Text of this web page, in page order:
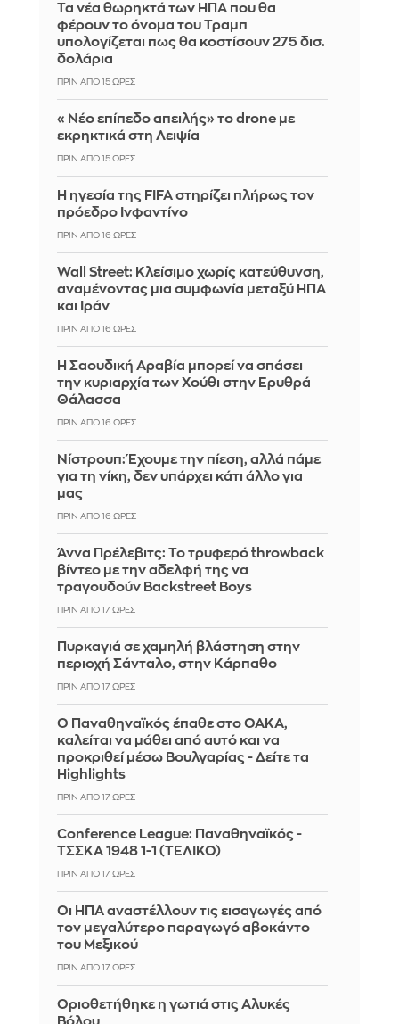
Τα νέα θωρηκτά των ΗΠΑ που θα
φέρουν το όνομα του Τραμπ
υπολογίζεται πως θα κοστίσουν 275 δισ.
δολάρια
ΠΡΙΝ ΑΠΌ 15 ΏΡΕΣ
«Νέο επίπεδο απειλής» το drone με
εκρηκτικά στη Λειψία
ΠΡΙΝ ΑΠΌ 15 ΏΡΕΣ
Η ηγεσία της FIFA στηρίζει πλήρως τον
πρόεδρο Ινφαντίνο
ΠΡΙΝ ΑΠΌ 16 ΏΡΕΣ
Wall Street: Κλείσιμο χωρίς κατεύθυνση,
αναμένοντας μια συμφωνία μεταξύ ΗΠΑ
και Ιράν
ΠΡΙΝ ΑΠΌ 16 ΏΡΕΣ
Η Σαουδική Αραβία μπορεί να σπάσει
την κυριαρχία των Χούθι στην Ερυθρά
Θάλασσα
ΠΡΙΝ ΑΠΌ 16 ΏΡΕΣ
Νίστρουπ: Έχουμε την πίεση, αλλά πάμε
για τη νίκη, δεν υπάρχει κάτι άλλο για
μας
ΠΡΙΝ ΑΠΌ 16 ΏΡΕΣ
Άννα Πρέλεβιτς: Το τρυφερό throwback
βίντεο με την αδελφή της να
τραγουδούν Backstreet Boys
ΠΡΙΝ ΑΠΌ 17 ΏΡΕΣ
Πυρκαγιά σε χαμηλή βλάστηση στην
περιοχή Σάνταλο, στην Κάρπαθο
ΠΡΙΝ ΑΠΌ 17 ΏΡΕΣ
Ο Παναθηναϊκός έπαθε στο ΟΑΚΑ,
καλείται να μάθει από αυτό και να
προκριθεί μέσω Βουλγαρίας - Δείτε τα
Highlights
ΠΡΙΝ ΑΠΌ 17 ΏΡΕΣ
Conference League: Παναθηναϊκός -
ΤΣΣΚΑ 1948 1-1 (ΤΕΛΙΚΟ)
ΠΡΙΝ ΑΠΌ 17 ΏΡΕΣ
Οι ΗΠΑ αναστέλλουν τις εισαγωγές από
τον μεγαλύτερο παραγωγό αβοκάντο
του Μεξικού
ΠΡΙΝ ΑΠΌ 17 ΏΡΕΣ
Οριοθετήθηκε η γωτιά στις Αλυκές